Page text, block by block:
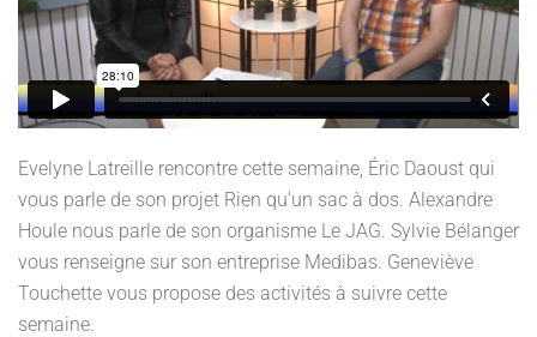
Evelyne Latreille rencontre cette semaine, Éric Daoust qui
vous parle de son projet Rien qu'un sac à dos. Alexandre
Houle nous parle de son organisme Le JAG. Sylvie Bélanger
vous renseigne sur son entreprise Medibas. Geneviève
Touchette vous propose des activités à suivre cette
semaine.